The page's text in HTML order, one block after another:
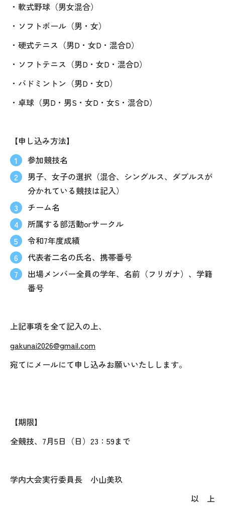
・軟式野球（男女混合）
・ソフトボール（男・女）
・硬式テニス（男D ・女D ・混合D）
・ソフトテニス（男D ・女D ・混合D）
・バドミントン（男D ・女D）
・卓球（男D ・男S ・女D ・女S ・混合D）
【申し込み方法】
参加競技名
男子、女子の選択（混合、シングルス、ダブルスが
分かれている競技は記入）
チーム名
所属する部活動orサークル
令和7年度成績
代表者二名の氏名、携帯番号
出場メンバー全員の学年、名前（フリガナ）、学籍
番号
上記事項を全て記入の上、
gakunai2026@gmail.com
宛てにメールにて申し込みお願いいたしします。
【期限】
全競技、 7月5日（日） 23 ： 59まで
学内大会実行委員長 小山美玖
以 上